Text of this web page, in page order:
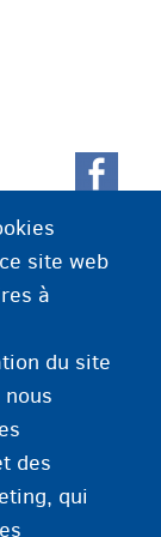
site web
à
du site
des
qui